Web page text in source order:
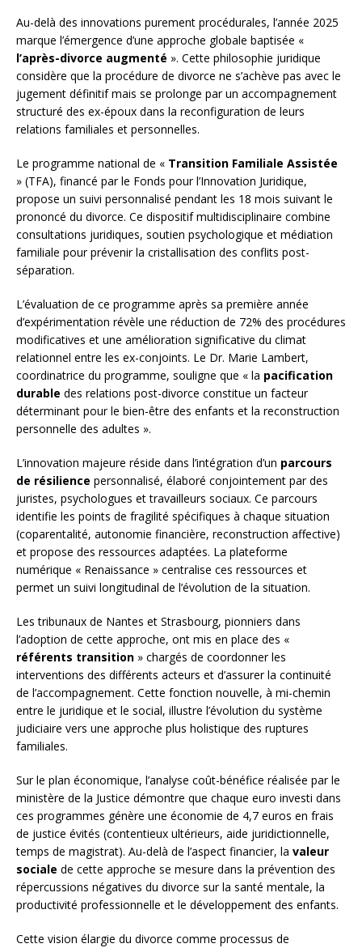
Au-delà des innovations purement procédurales, l’année 2025
marque l’émergence d’une approche globale baptisée «
l’après-divorce augmenté ». Cette philosophie juridique
considère que la procédure de divorce ne s’achève pas avec le
jugement définitif mais se prolonge par un accompagnement
structuré des ex-époux dans la reconfiguration de leurs
relations familiales et personnelles.
Le programme national de « Transition Familiale Assistée
» (TFA), financé par le Fonds pour l’Innovation Juridique,
propose un suivi personnalisé pendant les 18 mois suivant le
prononcé du divorce. Ce dispositif multidisciplinaire combine
consultations juridiques, soutien psychologique et médiation
familiale pour prévenir la cristallisation des conflits post-
séparation.
L’évaluation de ce programme après sa première année
d’expérimentation révèle une réduction de 72% des procédures
modificatives et une amélioration significative du climat
relationnel entre les ex-conjoints. Le Dr. Marie Lambert,
coordinatrice du programme, souligne que « la pacification
durable des relations post-divorce constitue un facteur
déterminant pour le bien-être des enfants et la reconstruction
personnelle des adultes ».
L’innovation majeure réside dans l’intégration d’un parcours
de résilience personnalisé, élaboré conjointement par des
juristes, psychologues et travailleurs sociaux. Ce parcours
identifie les points de fragilité spécifiques à chaque situation
(coparentalité, autonomie financière, reconstruction affective)
et propose des ressources adaptées. La plateforme
numérique « Renaissance » centralise ces ressources et
permet un suivi longitudinal de l’évolution de la situation.
Les tribunaux de Nantes et Strasbourg, pionniers dans
l’adoption de cette approche, ont mis en place des «
référents transition » chargés de coordonner les
interventions des différents acteurs et d’assurer la continuité
de l’accompagnement. Cette fonction nouvelle, à mi-chemin
entre le juridique et le social, illustre l’évolution du système
judiciaire vers une approche plus holistique des ruptures
familiales.
Sur le plan économique, l’analyse coût-bénéfice réalisée par le
ministère de la Justice démontre que chaque euro investi dans
ces programmes génère une économie de 4,7 euros en frais
de justice évités (contentieux ultérieurs, aide juridictionnelle,
temps de magistrat). Au-delà de l’aspect financier, la valeur
sociale de cette approche se mesure dans la prévention des
répercussions négatives du divorce sur la santé mentale, la
productivité professionnelle et le développement des enfants.
Cette vision élargie du divorce comme processus de